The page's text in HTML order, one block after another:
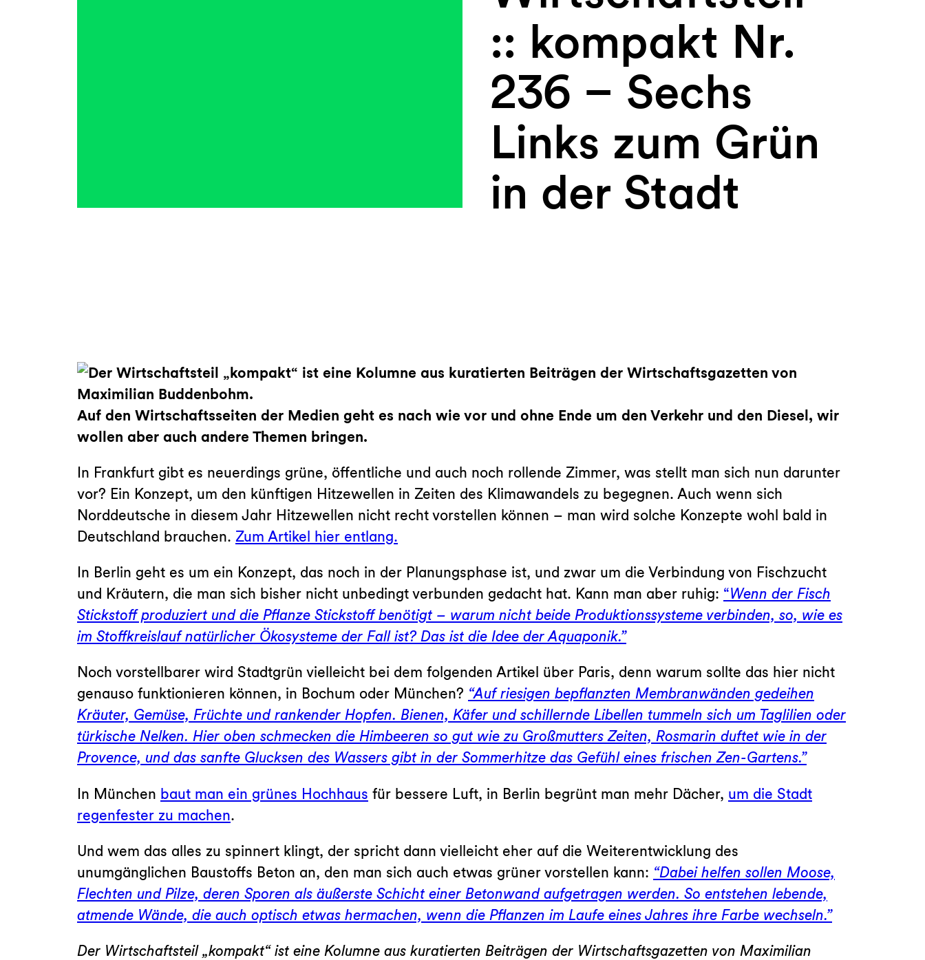
:: kompakt Nr.
236 – Sechs
Links zum Grün
in der Stadt
Auf den Wirtschaftsseiten der Medien geht es nach wie vor und ohne Ende um den Verkehr und den Diesel, wir
wollen aber auch andere Themen bringen.
In Frankfurt gibt es neuerdings grüne, öffentliche und auch noch rollende Zimmer, was stellt man sich nun darunter
vor? Ein Konzept, um den künftigen Hitzewellen in Zeiten des Klimawandels zu begegnen. Auch wenn sich
Norddeutsche in diesem Jahr Hitzewellen nicht recht vorstellen können – man wird solche Konzepte wohl bald in
Deutschland brauchen. Zum Artikel hier entlang.
In Berlin geht es um ein Konzept, das noch in der Planungsphase ist, und zwar um die Verbindung von Fischzucht
und Kräutern, die man sich bisher nicht unbedingt verbunden gedacht hat. Kann man aber ruhig: “Wenn der Fisch
Stickstoff produziert und die Pflanze Stickstoff benötigt – warum nicht beide Produktionssysteme verbinden, so, wie es
im Stoffkreislauf natürlicher Ökosysteme der Fall ist? Das ist die Idee der Aquaponik.”
Noch vorstellbarer wird Stadtgrün vielleicht bei dem folgenden Artikel über Paris, denn warum sollte das hier nicht
genauso funktionieren können, in Bochum oder München? “Auf riesigen bepflanzten Membranwänden gedeihen
Kräuter, Gemüse, Früchte und rankender Hopfen. Bienen, Käfer und schillernde Libellen tummeln sich um Taglilien oder
türkische Nelken. Hier oben schmecken die Himbeeren so gut wie zu Großmutters Zeiten, Rosmarin duftet wie in der
Provence, und das sanfte Glucksen des Wassers gibt in der Sommerhitze das Gefühl eines frischen Zen-Gartens.”
In München baut man ein grünes Hochhaus für bessere Luft, in Berlin begrünt man mehr Dächer, um die Stadt
regenfester zu machen.
Und wem das alles zu spinnert klingt, der spricht dann vielleicht eher auf die Weiterentwicklung des
unumgänglichen Baustoffs Beton an, den man sich auch etwas grüner vorstellen kann: “Dabei helfen sollen Moose,
Flechten und Pilze, deren Sporen als äußerste Schicht einer Betonwand aufgetragen werden. So entstehen lebende,
atmende Wände, die auch optisch etwas hermachen, wenn die Pflanzen im Laufe eines Jahres ihre Farbe wechseln.”
Der Wirtschaftsteil „kompakt“ ist eine Kolumne aus kuratierten Beiträgen der Wirtschaftsgazetten von Maximilian